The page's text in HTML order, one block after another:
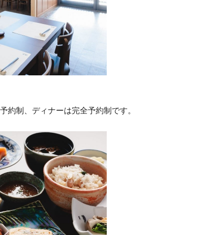
約制、ディナーは完全予約制です。